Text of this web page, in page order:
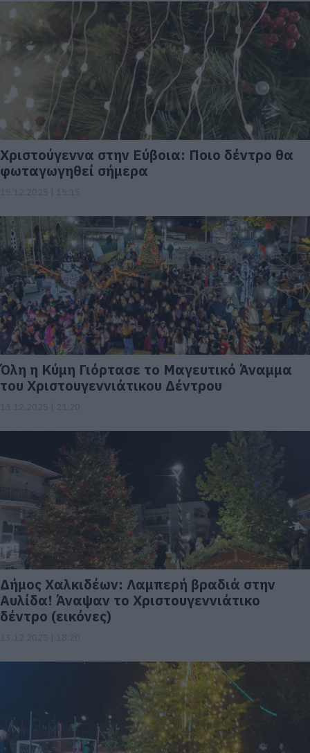
Xριστούγεννα στην Εύβοια: Ποιο δέντρο θα
φωταγωγηθεί σήμερα
Όλη η Κύμη Γιόρτασε το Μαγευτικό Άναμμα
του Χριστουγεννιάτικου Δέντρου
Δήμος Χαλκιδέων: Λαμπερή βραδιά στην
Αυλίδα! Άναψαν το Χριστουγεννιάτικο
δέντρο (εικόνες)